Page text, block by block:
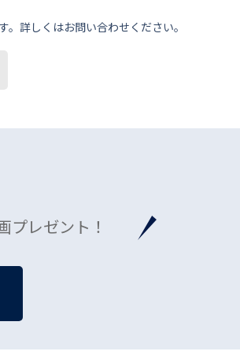
詳しくはお問い合わせください。
プレゼント！